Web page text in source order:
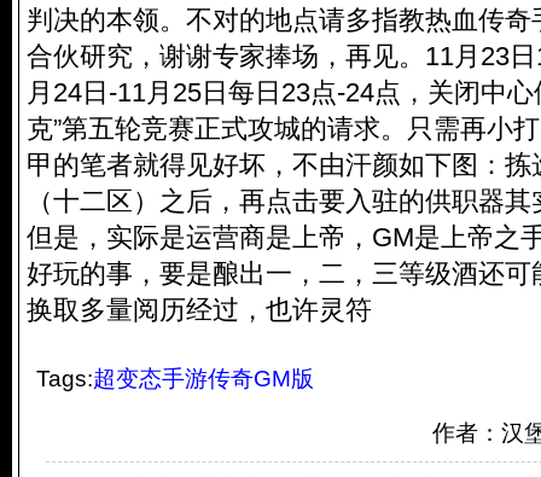
判决的本领。不对的地点请多指教热血传
合伙研究，谢谢专家捧场，再见。11月23
月24日-11月25日每日23点-24点，关闭中
克”第五轮竞赛正式攻城的请求。只需再小
甲的笔者就得见好坏，不由汗颜如下图：
（十二区）之后，再点击要入驻的供职器
但是，实际是运营商是上帝，GM是上帝之
好玩的事，要是酿出一，二，三等级酒还
换取多量阅历经过，也许灵符
Tags:超变态手游传奇GM版
作者：汉